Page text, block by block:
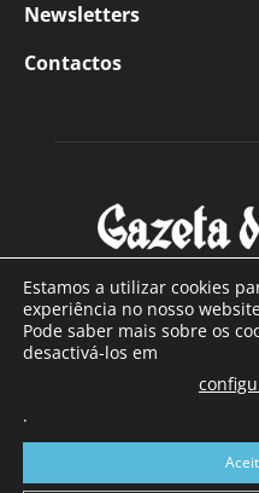
Newsletters
Contactos
Com sede nas Caldas
a sul de distrito de Leiria,
toda a região Oeste.
Estamos a utilizar cookies
experiência no nosso
Pode saber mais sobre os
desactivá-los em
.